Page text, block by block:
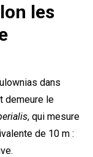
les
dans
demeure le
, qui mesure
de 10 m :